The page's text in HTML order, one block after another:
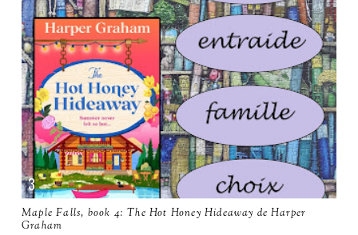
Maple Falls, book 4: The Hot Honey Hideaway de Harper
Graham